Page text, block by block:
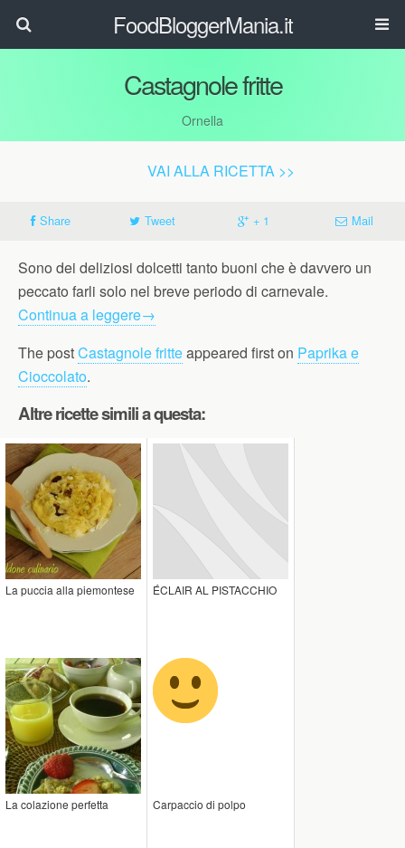
FoodBloggerMania.it
Castagnole fritte
Ornella
VAI ALLA RICETTA >>
Share Tweet + 1 Mail
Sono dei deliziosi dolcetti tanto buoni che è davvero un
peccato farli solo nel breve periodo di carnevale.
Continua a leggere→
The postCastagnole fritteappeared first on Paprika e
Cioccolato.
Altre ricette simili a questa:
La puccia alla piemontese ÉCLAIR AL PISTACCHIO
La colazione perfetta Carpaccio di polpo